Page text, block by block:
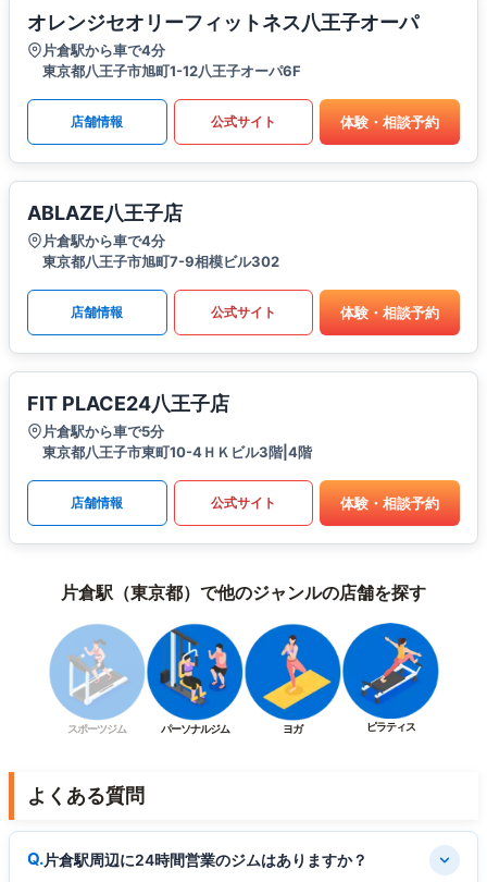
オレンジセオリーフィットネス八王子オーパ
片倉駅から車で4分
東京都八王子市旭町1-12八王子オーパ6F
店舗情報 公式サイト 体験・相談予約
ABLAZE八王子店
片倉駅から車で4分
東京都八王子市旭町7-9相模ビル302
店舗情報 公式サイト 体験・相談予約
FIT PLACE24八王子店
片倉駅から車で5分
東京都八王子市東町10-4ＨＫビル3階|4階
店舗情報 公式サイト 体験・相談予約
片倉駅（東京都）で他のジャンルの店舗を探す
スポーツジム パーソナルジム ヨガ ピラティス
よくある質問
片倉駅周辺に24時間営業のジムはありますか？